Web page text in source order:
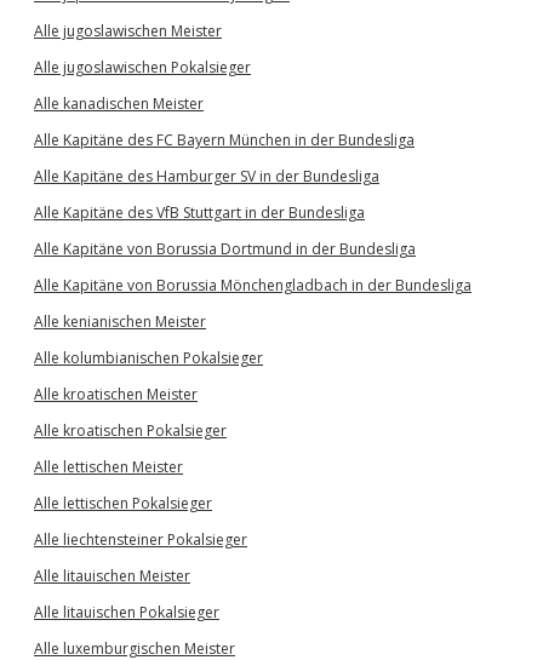
Alle jugoslawischen Meister
Alle jugoslawischen Pokalsieger
Alle kanadischen Meister
Alle Kapitäne des FC Bayern München in der Bundesliga
Alle Kapitäne des Hamburger SV in der Bundesliga
Alle Kapitäne des VfB Stuttgart in der Bundesliga
Alle Kapitäne von Borussia Dortmund in der Bundesliga
Alle Kapitäne von Borussia Mönchengladbach in der Bundesliga
Alle kenianischen Meister
Alle kolumbianischen Pokalsieger
Alle kroatischen Meister
Alle kroatischen Pokalsieger
Alle lettischen Meister
Alle lettischen Pokalsieger
Alle liechtensteiner Pokalsieger
Alle litauischen Meister
Alle litauischen Pokalsieger
Alle luxemburgischen Meister